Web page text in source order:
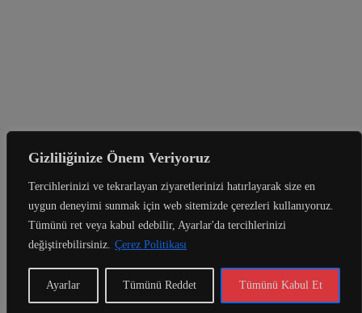
Gizliliğinize Önem Veriyoruz
Tercihlerinizi ve tekrarlayan ziyaretlerinizi hatırlayarak size en
uygun deneyimi sunmak için web sitemizde çerezleri kullanıyoruz.
Tümünü ret veya kabul edebilir, Ayarlar'da tercihlerinizi
değiştirebilirsiniz. Çerez Politikası
Ayarlar Tümünü Reddet Tümünü Kabul Et